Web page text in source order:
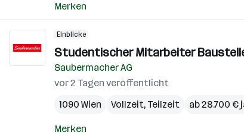
Merken
Einblicke
Studentischer Mitarbeiter
Saubermacher AG
vor 2 Tagen veröffentlicht
1090 Wien
Vollzeit, Teilzeit ab 28.700 €
Merken